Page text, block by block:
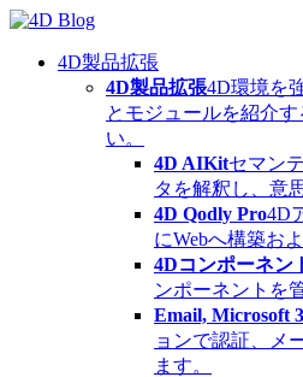
Skip
content4D製品拡張
4D製品拡張4D環境を
とモジュールを紹介
い。
4D AIKitセマン
タを解釈し、意
4D Qodly Pro4D
にWebへ構築お
4Dコンポーネン
ンポーネントを
Email, Microsoft
ョンで認証、メ
ます。